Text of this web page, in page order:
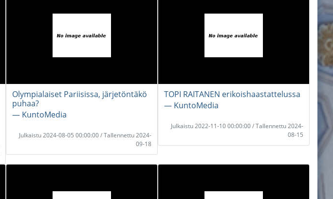
Olympialaiset Pariisissa, järjetöntäkö
puhaa?
― KuntoMedia
Julkaistu 2024-08-05 00:00:00 / Tallennettu 2024-
09-18
TOPI RAITANEN erikoishaastattelussa
― KuntoMedia
Julkaistu 2022-11-10 00:00:00 / Tallennettu 2024-
08-15